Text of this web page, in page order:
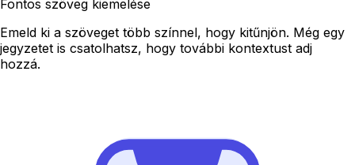
Fontos szöveg kiemelése
Emeld ki a szöveget több színnel, hogy kitűnjön. Még egy
jegyzetet is csatolhatsz, hogy további kontextust adj
hozzá.